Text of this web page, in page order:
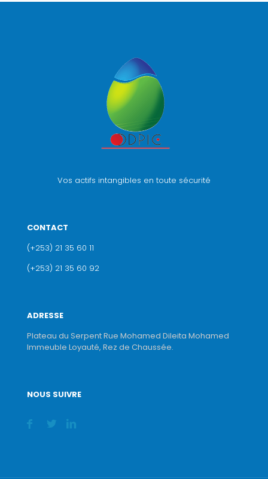
Vos actifs intangibles en toute sécurité
CONTACT
(+253) 21 35 60 11
(+253) 21 35 60 92
ADRESSE
Plateau du Serpent Rue Mohamed Dileita Mohamed
Immeuble Loyauté, Rez de Chaussée.
NOUS SUIVRE